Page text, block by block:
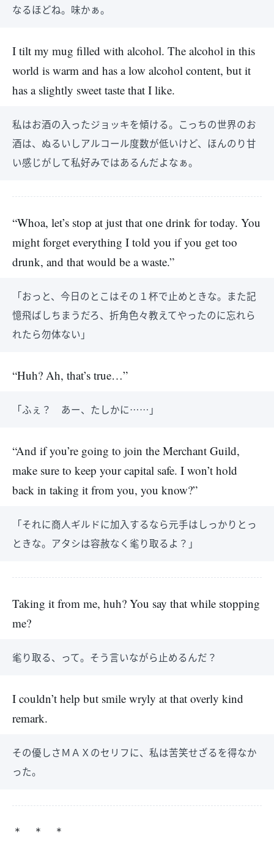
なるほどね。味かぁ。
I tilt my mug filled with alcohol. The alcohol in this
world is warm and has a low alcohol content, but it
has a slightly sweet taste that I like.
私はお酒の入ったジョッキを傾ける。こっちの世界のお
酒は、ぬるいしアルコール度数が低いけど、ほんのり甘
い感じがして私好みではあるんだよなぁ。
“Whoa, let’s stop at just that one drink for today. You
might forget everything I told you if you get too
drunk, and that would be a waste.”
「おっと、今日のとこはその１杯で止めときな。また記
憶飛ばしちまうだろ、折角色々教えてやったのに忘れら
れたら勿体ない」
“Huh? Ah, that’s true…”
「ふぇ？ あー、たしかに……」
“And if you’re going to join the Merchant Guild,
make sure to keep your capital safe. I won’t hold
back in taking it from you, you know?”
「それに商人ギルドに加入するなら元手はしっかりとっ
ときな。アタシは容赦なく毟り取るよ？」
Taking it from me, huh? You say that while stopping
me?
毟り取る、って。そう言いながら止めるんだ？
I couldn’t help but smile wryly at that overly kind
remark.
その優しさＭＡＸのセリフに、私は苦笑せざるを得なか
った。
＊ ＊ ＊